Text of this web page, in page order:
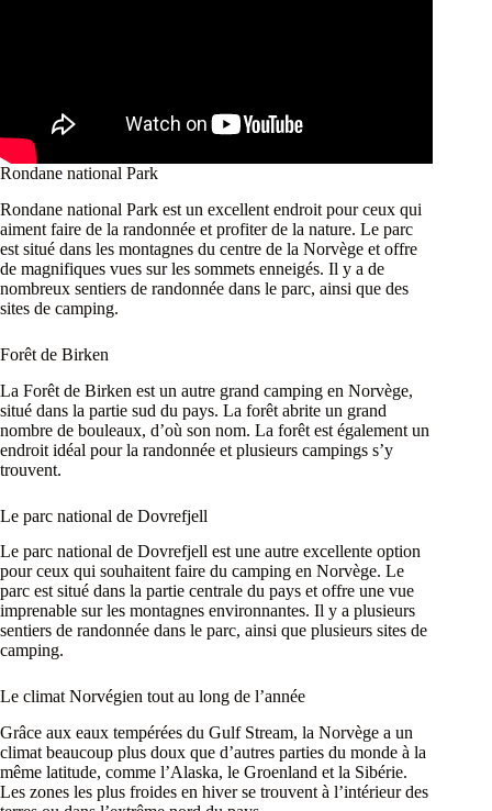
Rondane national Park
Rondane national Park est un excellent endroit pour ceux qui
aiment faire de la randonnée et profiter de la nature. Le parc
est situé dans les montagnes du centre de la Norvège et offre
de magnifiques vues sur les sommets enneigés. Il y a de
nombreux sentiers de randonnée dans le parc, ainsi que des
sites de camping.
Forêt de Birken
La Forêt de Birken est un autre grand camping en Norvège,
situé dans la partie sud du pays. La forêt abrite un grand
nombre de bouleaux, d’où son nom. La forêt est également un
endroit idéal pour la randonnée et plusieurs campings s’y
trouvent.
Le parc national de Dovrefjell
Le parc national de Dovrefjell est une autre excellente option
pour ceux qui souhaitent faire du camping en Norvège. Le
parc est situé dans la partie centrale du pays et offre une vue
imprenable sur les montagnes environnantes. Il y a plusieurs
sentiers de randonnée dans le parc, ainsi que plusieurs sites de
camping.
Le climat Norvégien tout au long de l’année
Grâce aux eaux tempérées du Gulf Stream, la Norvège a un
climat beaucoup plus doux que d’autres parties du monde à la
même latitude, comme l’Alaska, le Groenland et la Sibérie.
Les zones les plus froides en hiver se trouvent à l’intérieur des